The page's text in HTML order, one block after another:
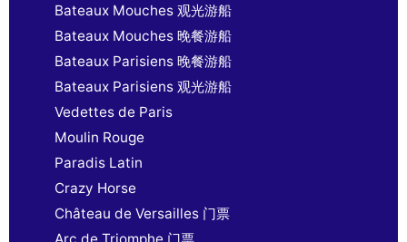
Bateaux Mouches 观光游船
Bateaux Mouches 晚餐游船
Bateaux Parisiens 晚餐游船
Bateaux Parisiens 观光游船
Vedettes de Paris
Moulin Rouge
Paradis Latin
Crazy Horse
Château de Versailles 门票